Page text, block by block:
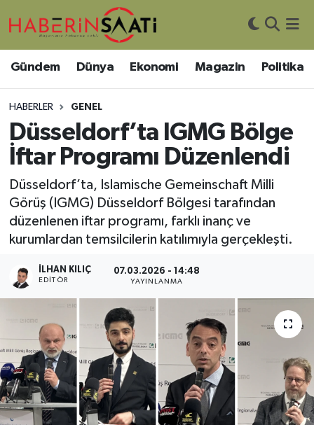
Gündem Dünya Ekonomi Magazin Politika
HABERLER GENEL
Düsseldorf’ta IGMG Bölge
İftar Programı Düzenlendi
Düsseldorf’ta, Islamische Gemeinschaft Milli
Görüş (IGMG) Düsseldorf Bölgesi tarafından
düzenlenen iftar programı, farklı inanç ve
kurumlardan temsilcilerin katılımıyla gerçekleşti.
İLHAN KILIÇ
EDITÖR
07.03.2026 - 14:48
YAYINLANMA
Asayiş
Bilim ve Teknoloji
DIŞ HABER
Dünya
Eğitim
Ekonomi
Genel
Gündem
Haberde İnsan
Kültür-Sanat
Nöbetçi Eczaneler
Hava Durumu
Trafik Durumu
Süper Lig Puan Durumu ve Fikstür
Tüm Manşetler
Son Dakika Haberleri
Haber Arşivi